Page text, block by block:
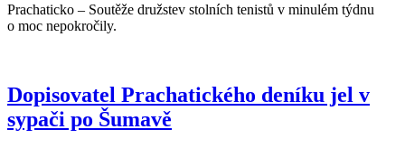
Prachaticko – Soutěže družstev stolních tenistů v minulém týdnu
o moc nepokročily.
Dopisovatel Prachatického deníku jel v
sypači po Šumavě